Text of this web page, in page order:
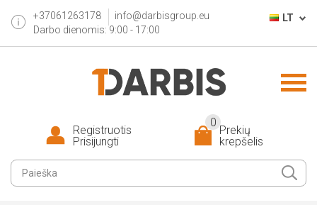
+37061263178
info@darbisgroup.eu
Darbo dienomis: 9:00 - 17:00
LT
Prekių
krepšelis
0
Registruotis
Prisijungti